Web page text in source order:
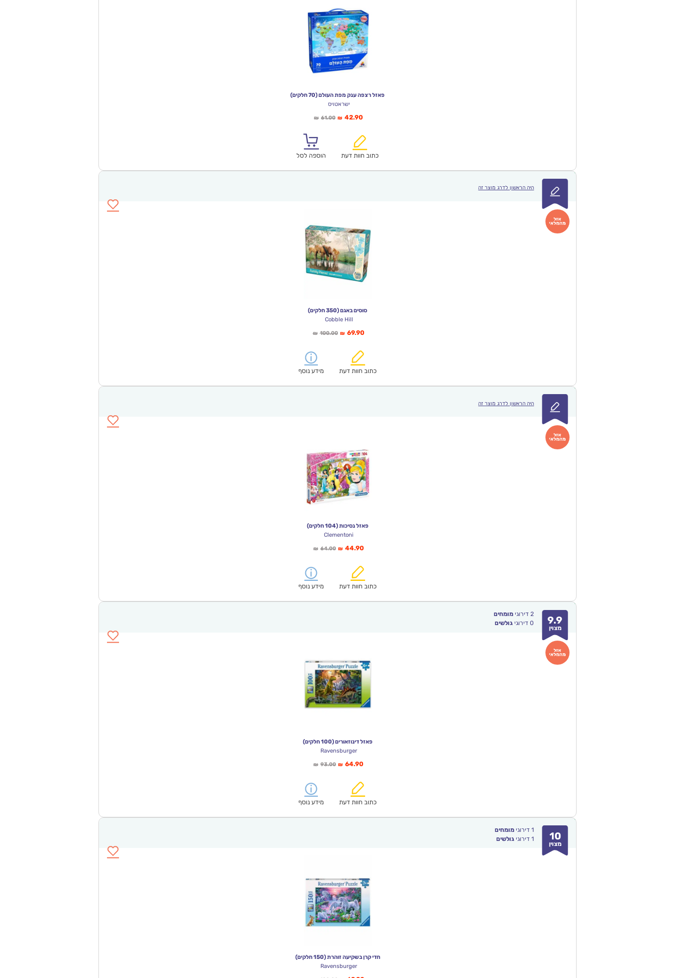
פאזל רצפה ענק מפת העולם (70 חלקים)
ישראטויס
₪ 61.00המחיר
₪61.00.
₪ 42.90
הוא:
כתוב חוות דעת
הוספה לסל
היה הראשון לדרג מוצר זה
סוסים באגם (350 חלקים)
Cobble Hill
₪ 100.00המחיר
₪ 69.90המחיר
כתוב חוות דעת
מידע נוסף
היה הראשון לדרג מוצר זה
פאזל נסיכות (104 חלקים)
Clementoni
₪ 64.00המחיר
₪64.00.
₪ 44.90המחיר
כתוב חוות דעת
מידע נוסף
9.9
מצוין
2 דירוגימומחים
0 דירוגיגולשים
פאזל דינוזאורים (100 חלקים)
Ravensburger
₪ 93.00המחיר
₪93.00.
₪ 64.90
כתוב חוות דעת
מידע נוסף
10
מצוין
1 דירוגימומחים
1 דירוגיגולשים
חדי קרן בשקיעה זוהרת (150 חלקים)
Ravensburger